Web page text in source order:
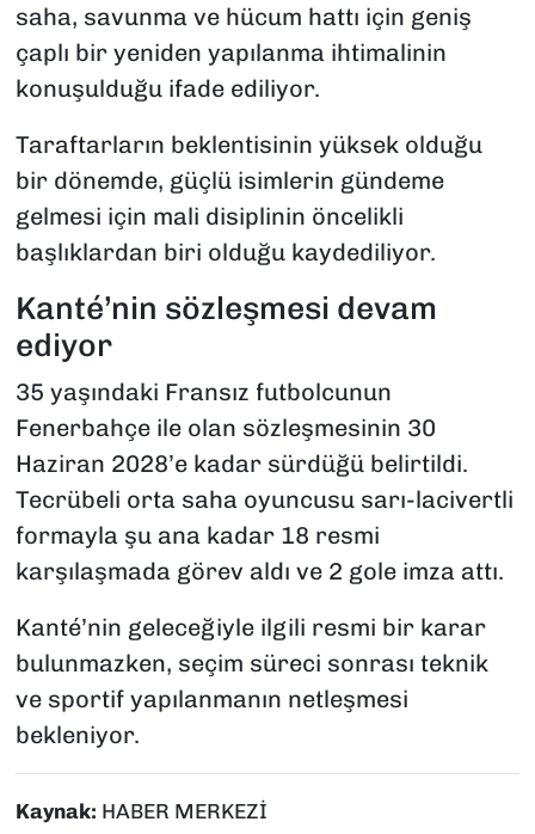
saha, savunma ve hücum hattı için geniş
çaplı bir yeniden yapılanma ihtimalinin
konuşulduğu ifade ediliyor.
Taraftarların beklentisinin yüksek olduğu
bir dönemde, güçlü isimlerin gündeme
gelmesi için mali disiplinin öncelikli
başlıklardan biri olduğu kaydediliyor.
Kanté’nin sözleşmesi devam
ediyor
35 yaşındaki Fransız futbolcunun
Fenerbahçe ile olan sözleşmesinin 30
Haziran 2028’e kadar sürdüğü belirtildi.
Tecrübeli orta saha oyuncusu sarı-lacivertli
formayla şu ana kadar 18 resmi
karşılaşmada görev aldı ve 2 gole imza attı.
Kanté’nin geleceğiyle ilgili resmi bir karar
bulunmazken, seçim süreci sonrası teknik
ve sportif yapılanmanın netleşmesi
bekleniyor.
Kaynak: HABER MERKEZİ